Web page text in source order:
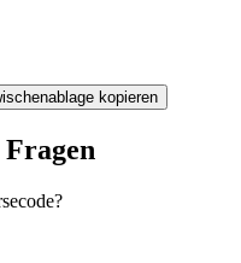
kopieren